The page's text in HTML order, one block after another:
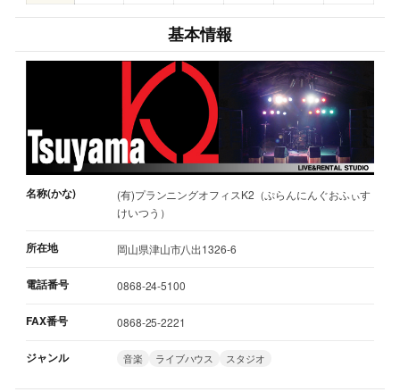
基本情報
名称(かな)
(有)プランニングオフィスK2（ぷらんにんぐおふぃす
けいつう）
所在地 岡山県津山市八出1326-6
電話番号 0868-24-5100
FAX番号 0868-25-2221
ジャンル 音楽 ライブハウス スタジオ